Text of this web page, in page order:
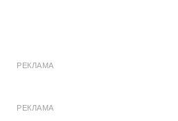
РЕКЛАМА
РЕКЛАМА